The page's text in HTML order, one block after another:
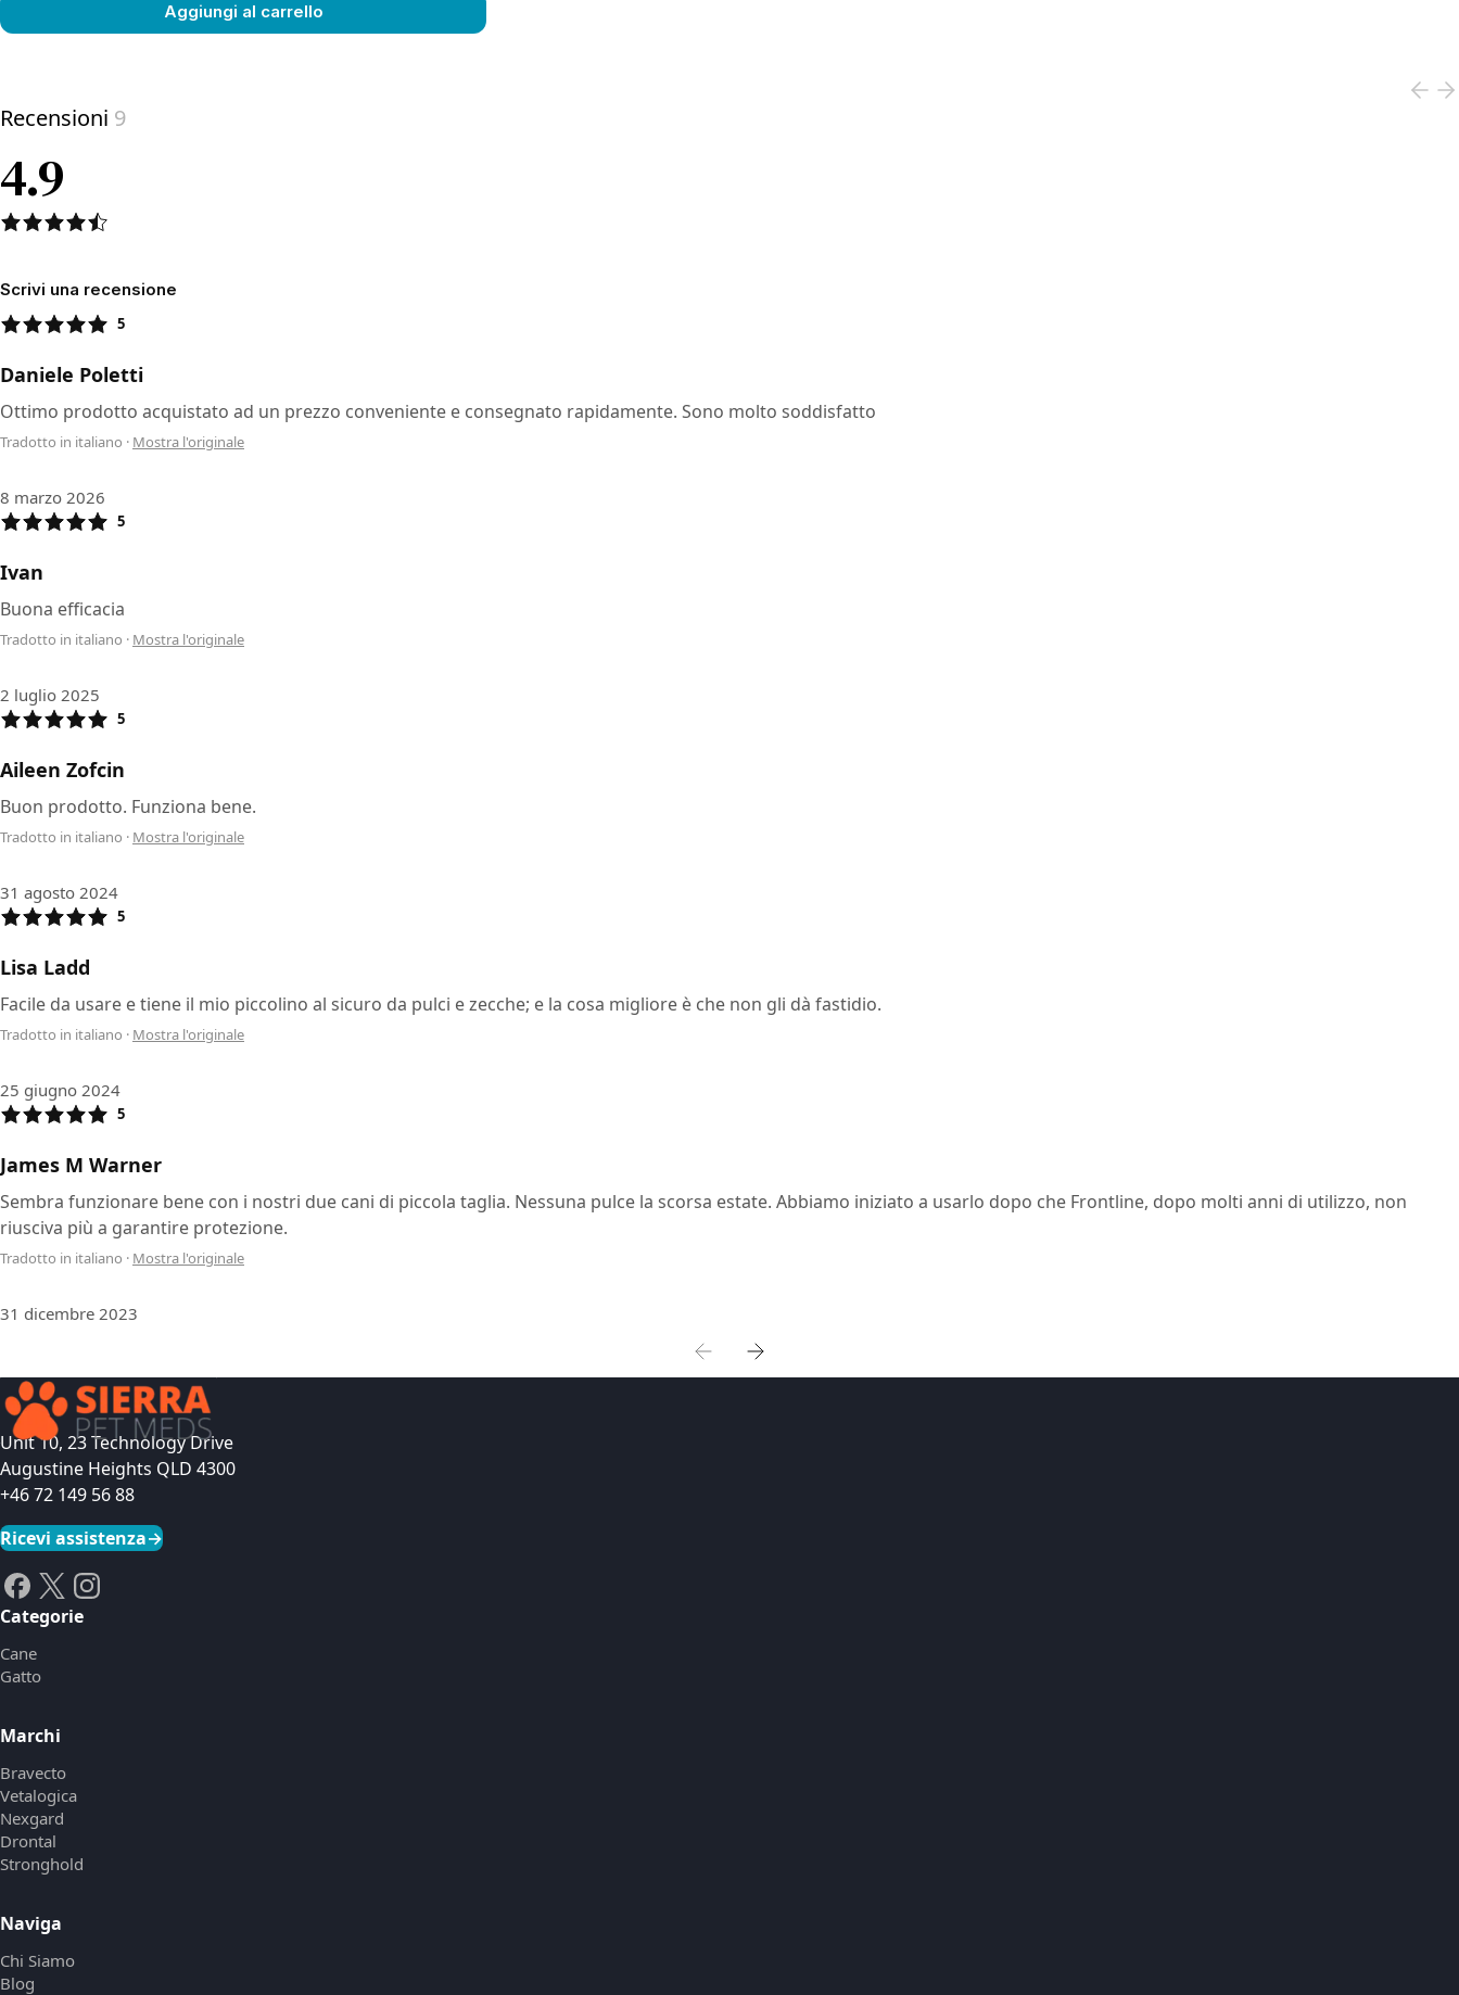
Aggiungi al carrello
Recensioni 9
4.9
Scrivi una recensione
5
Daniele Poletti
Ottimo prodotto acquistato ad un prezzo conveniente e consegnato rapidamente. Sono molto soddisfatto
Tradotto in italiano · Mostra l'originale
8 marzo 2026
5
Ivan
Buona efficacia
Tradotto in italiano · Mostra l'originale
2 luglio 2025
5
Aileen Zofcin
Buon prodotto. Funziona bene.
Tradotto in italiano · Mostra l'originale
31 agosto 2024
5
Lisa Ladd
Facile da usare e tiene il mio piccolino al sicuro da pulci e zecche; e la cosa migliore è che non gli dà fastidio.
Tradotto in italiano · Mostra l'originale
25 giugno 2024
5
James M Warner
Sembra funzionare bene con i nostri due cani di piccola taglia. Nessuna pulce la scorsa estate. Abbiamo iniziato a usarlo dopo che Frontline, dopo molti anni di utilizzo, non
riusciva più a garantire protezione.
Tradotto in italiano · Mostra l'originale
31 dicembre 2023
Unit 10, 23 Technology Drive
Augustine Heights QLD 4300
+46 72 149 56 88
Ricevi assistenza→
Categorie
Cane
Gatto
Marchi
Bravecto
Vetalogica
Nexgard
Drontal
Stronghold
Naviga
Chi Siamo
Blog